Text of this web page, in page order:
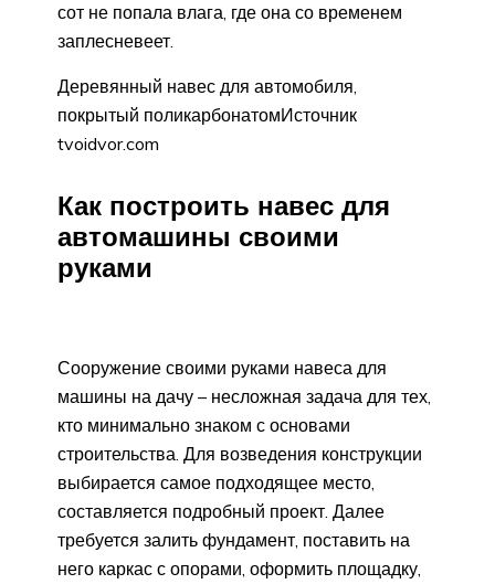
сот не попала влага, где она со временем
заплесневеет.
Деревянный навес для автомобиля,
покрытый поликарбонатомИсточник
tvoidvor.com
Как построить навес для
автомашины своими
руками
Сооружение своими руками навеса для
машины на дачу – несложная задача для тех,
кто минимально знаком с основами
строительства. Для возведения конструкции
выбирается самое подходящее место,
составляется подробный проект. Далее
требуется залить фундамент, поставить на
него каркас с опорами, оформить площадку,